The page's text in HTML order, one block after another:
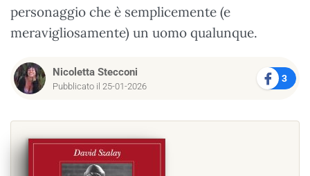
personaggio che è semplicemente (e
meravigliosamente) un uomo qualunque.
Nicoletta Stecconi
Pubblicato il 25-01-2026
3